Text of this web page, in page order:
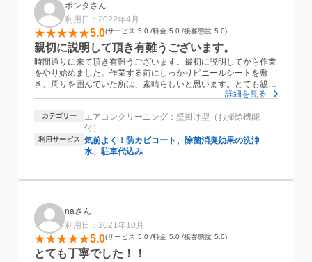
ポンタさん
利用日：2022年4月
5.0 サービス 5.0 料金 5.0 接客態度 5.0
親切に説明して頂き有難うございます。
時間通りに来て頂き有難うございます。最初に説明してから作業
をやり始めました。作業する前にしっかりビニールシートを敷
き、周りを囲んでいた所は、素晴らしいと思います。とても親切
で丁寧にやっていたし、手際良く実施していました。また次回も
ました。
詳細を見る
カテゴリー
エアコンクリーニング：壁掛け型（お掃除機能
付）
利用サービス
気前よく！防カビコート、除菌消臭効果の洗浄
水、駐車代込み
naさん
利用日：2021年10月
5.0 サービス 5.0 料金 5.0 接客態度 5.0
とても丁寧でした！！